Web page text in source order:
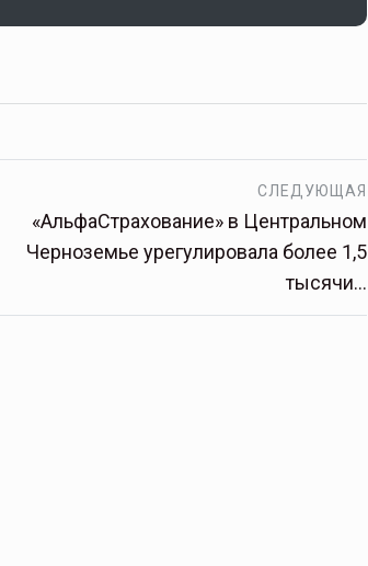
СЛЕДУЮЩАЯ
«АльфаСтрахование» в Центральном
Черноземье урегулировала более 1,5
тысячи…